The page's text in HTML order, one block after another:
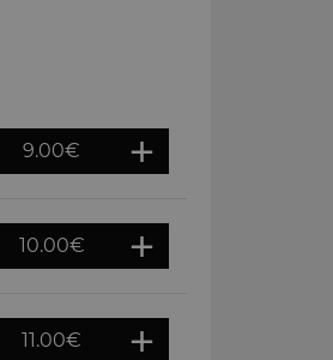
9.00€
10.00€
11.00€